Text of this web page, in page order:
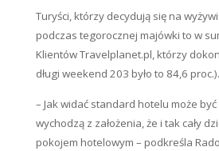
Turyści, którzy decydują się na
podczas tegorocznej majówki to w
Klientów Travelplanet.pl, którzy
długi weekend 203 było to 84,6 proc.).
– Jak widać standard hotelu może
wychodzą z założenia, że i tak cały
pokojem hotelowym – podkreśla